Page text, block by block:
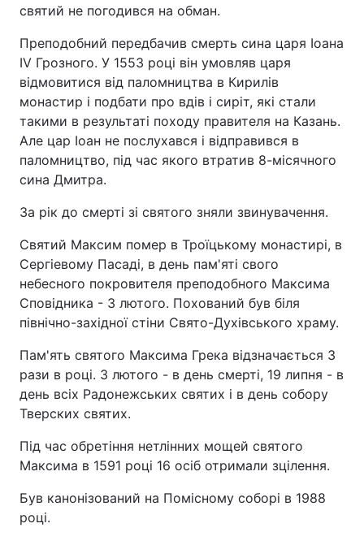
святий не погодився на обман.
Преподобний передбачив смерть сина царя Іоана
IV Грозного. У 1553 році він умовляв царя
відмовитися від паломництва в Кирилів
монастир і подбати про вдів і сиріт, які стали
такими в результаті походу правителя на Казань.
Але цар Іоан не послухався і відправився в
паломництво, під час якого втратив 8-місячного
сина Дмитра.
За рік до смерті зі святого зняли звинувачення.
Святий Максим помер в Троїцькому монастирі, в
Сергіевому Пасаді, в день пам'яті свого
небесного покровителя преподобного Максима
Сповідника - 3 лютого. Похований був біля
північно-західної стіни Свято-Духівського храму.
Пам'ять святого Максима Грека відзначається 3
рази в році. 3 лютого - в день смерті, 19 липня - в
день всіх Радонежських святих і в день собору
Тверских святих.
Під час обретіння нетлінних мощей святого
Максима в 1591 році 16 осіб отримали зцілення.
Був канонізований на Помісному соборі в 1988
році.